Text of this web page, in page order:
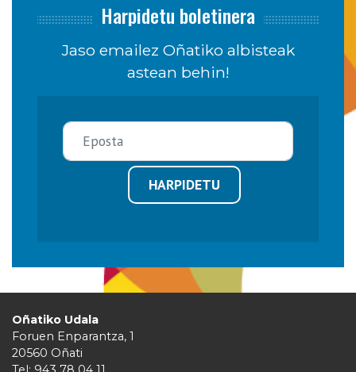
Harpidetu boletinera
Jaso emailez Oñatiko albisteak
astean behin!
HARPIDETU
Oñatiko Udala
Foruen Enparantza, 1
20560 Oñati